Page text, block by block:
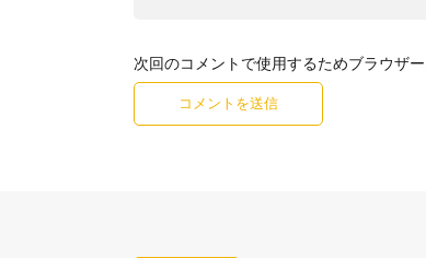
次回のコメントで使用するためブラウザ